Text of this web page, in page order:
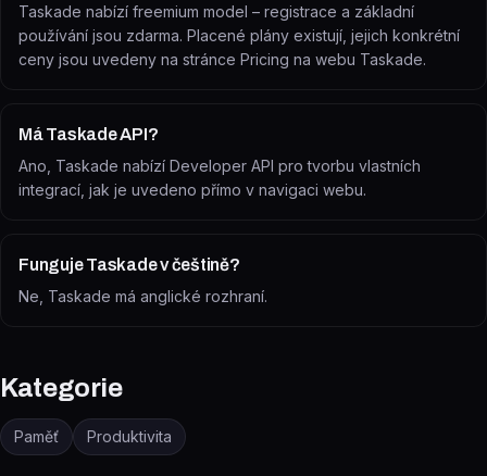
Taskade nabízí freemium model – registrace a základní
používání jsou zdarma. Placené plány existují, jejich konkrétní
ceny jsou uvedeny na stránce Pricing na webu Taskade.
Má Taskade API?
Ano, Taskade nabízí Developer API pro tvorbu vlastních
integrací, jak je uvedeno přímo v navigaci webu.
Funguje Taskade v češtině?
Ne, Taskade má anglické rozhraní.
Kategorie
Paměť Produktivita